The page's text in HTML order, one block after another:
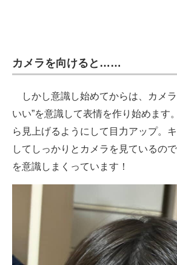
カメラを向けると……
しかし意識し始めてからは、カメラ
いい”を意識して表情を作り始めます
ら見上げるようにして目力アップ。
してしっかりとカメラを見ているの
を意識しまくっています！